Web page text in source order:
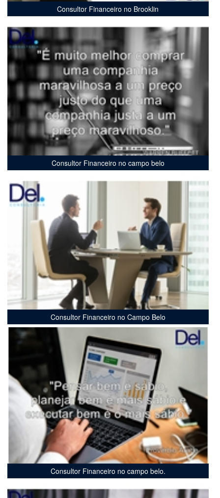
Consultor Financeiro no Brooklin
Consultor Financeiro no campo belo
Consultor Financeiro no Campo Belo
Consultor Financeiro no campo belo.